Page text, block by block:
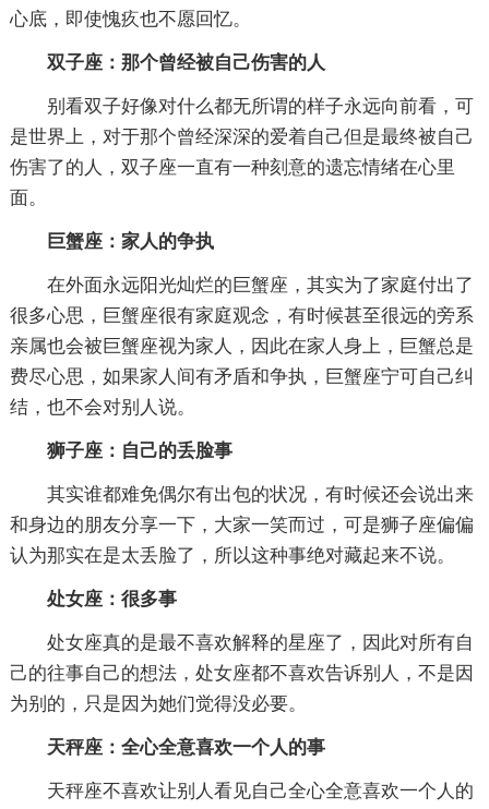
心底，即使愧疚也不愿回忆。
双子座：那个曾经被自己伤害的人
别看双子好像对什么都无所谓的样子永远向前看，可
是世界上，对于那个曾经深深的爱着自己但是最终被自己
伤害了的人，双子座一直有一种刻意的遗忘情绪在心里
面。
巨蟹座：家人的争执
在外面永远阳光灿烂的巨蟹座，其实为了家庭付出了
很多心思，巨蟹座很有家庭观念，有时候甚至很远的旁系
亲属也会被巨蟹座视为家人，因此在家人身上，巨蟹总是
费尽心思，如果家人间有矛盾和争执，巨蟹座宁可自己纠
结，也不会对别人说。
狮子座：自己的丢脸事
其实谁都难免偶尔有出包的状况，有时候还会说出来
和身边的朋友分享一下，大家一笑而过，可是狮子座偏偏
认为那实在是太丢脸了，所以这种事绝对藏起来不说。
处女座：很多事
处女座真的是最不喜欢解释的星座了，因此对所有自
己的往事自己的想法，处女座都不喜欢告诉别人，不是因
为别的，只是因为她们觉得没必要。
天秤座：全心全意喜欢一个人的事
天秤座不喜欢让别人看见自己全心全意喜欢一个人的